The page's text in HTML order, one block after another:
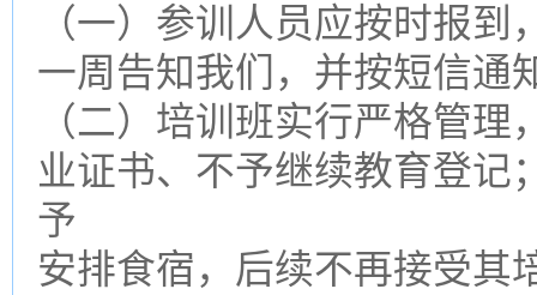
（一）参训人员应按时报
一周告知我们，并按短信通
（二）培训班实行严格管
业证书、不予继续教育登记
予
安排食宿，后续不再接受其